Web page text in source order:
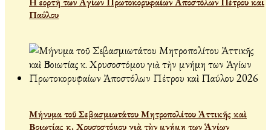
Παύλου
Μήνυμα τοῦ Σεβασμιωτάτου Μητροπολίτου Ἀττικῆς καὶ
Βοιωτίας κ. Χρυσοστόμου γιὰ τὴν μνήμη των Ἁγίων